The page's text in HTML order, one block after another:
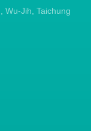
Wu-Jih, Taichung